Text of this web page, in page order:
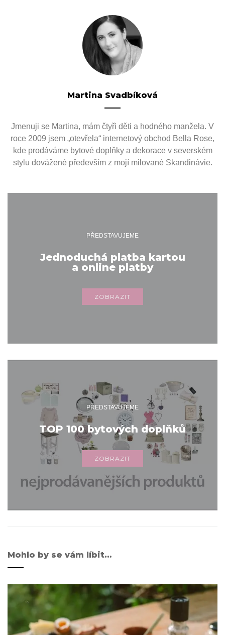
Martina Svadbíková
Jmenuji se Martina, mám čtyři děti a hodného manžela. V
roce 2009 jsem „otevřela“ internetový obchod Bella Rose,
kde prodáváme bytové doplňky a dekorace v severském
stylu dovážené především z mojí milované Skandinávie.
PŘEDSTAVUJEME
Jednoduchá platba kartou
a online platby
ZOBRAZIT
PŘEDSTAVUJEME
TOP 100 bytových doplňků
ZOBRAZIT
Mohlo by se vám líbit…